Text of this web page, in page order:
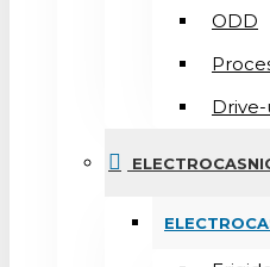
ODD
Drive-